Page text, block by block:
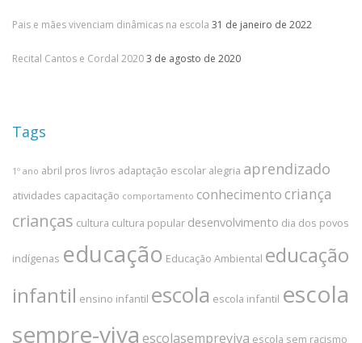
Pais e mães vivenciam dinâmicas na escola 31 de janeiro de 2022
Recital Cantos e Cordal 20203 de agosto de 2020
Tags
1º ano abril pros livros adaptação escolar alegria aprendizado
atividades capacitação comportamento conhecimentocriança
crianças cultura cultura popular desenvolvimento dia dos povos
indígenas educação Educação Ambiental educação
infantil ensino infantil escola escola infantil escola
sempre-viva escolasempreviva escola sem racismo